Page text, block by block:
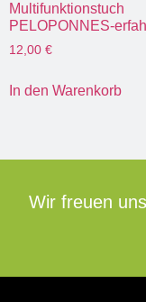
Multifunktionstuch
PELOPONNES-
12,00 €
In den Warenkorb
Wir freuen